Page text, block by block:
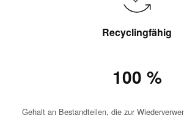
Recyclingfähig
100 %
Gehalt an Bestandteilen, die zur